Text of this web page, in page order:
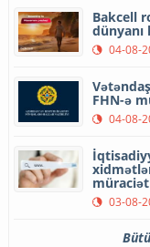
Bakcell
dünyanı
04-08-
FHN-ə
04-08-
03-08-